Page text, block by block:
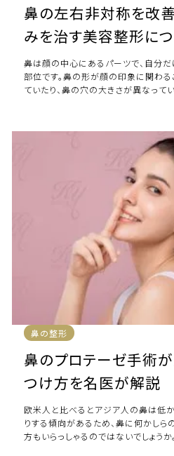
鼻の左右非対称を改
みを治す美容整形に
鼻は顔の中心にあるパーツで、自分
部位です。鼻の形が顔の印象に関わる
ていたり、鼻の穴の大きさが異なって
鼻の整形
鼻のプロテーゼ手術
つけ方を名医が解説
欧米人と比べるとアジア人の鼻は低か
りする傾向があるため、鼻に何かしら
方もいらっしゃるのではないでしょう